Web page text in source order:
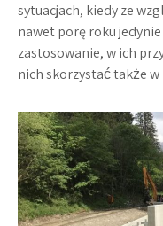
sytuacjach, kiedy ze
nawet porę roku
zastosowanie, w ich
nich skorzystać także w